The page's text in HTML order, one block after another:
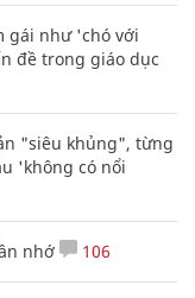
gái như 'chó với
đề trong giáo dục
"siêu khủng", từng
'không có nổi
nhớ 106